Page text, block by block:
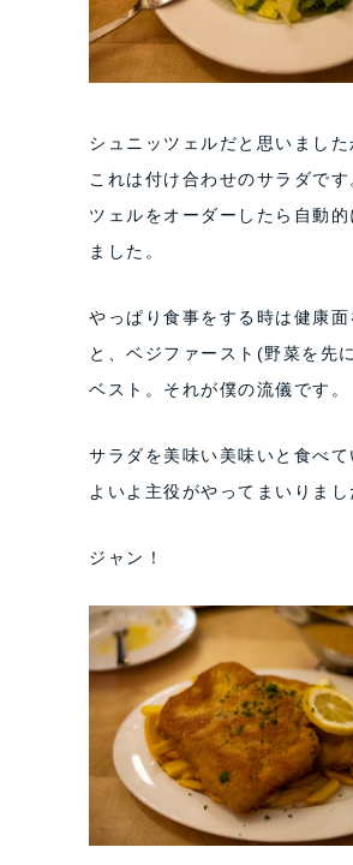
シュニッツェルだと思いました
これは付け合わせのサラダです
ツェルをオーダーしたら自動的
ました。
やっぱり食事をする時は健康面
と、ベジファースト(野菜を先
ベスト。それが僕の流儀です。
サラダを美味い美味いと食べ
よいよ主役がやってまいりまし
ジャン！